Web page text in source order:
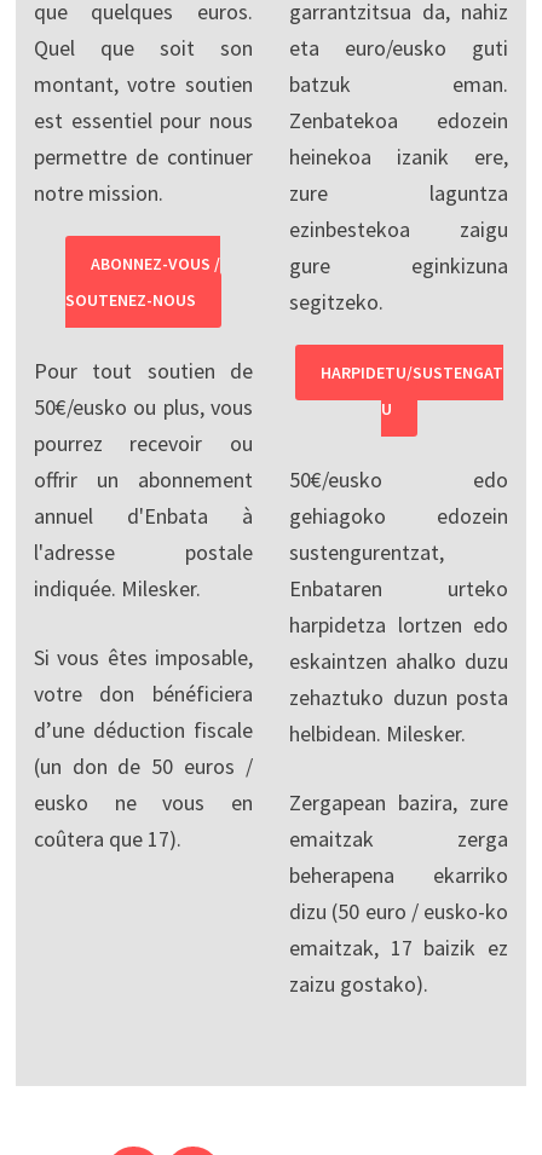
que quelques euros.
Quel que soit son
montant, votre soutien
est essentiel pour nous
permettre de continuer
notre mission.
ABONNEZ-VOUS /
SOUTENEZ-NOUS
Pour tout soutien de
50€/eusko ou plus, vous
pourrez recevoir ou
offrir un abonnement
annuel d'Enbata à
l'adresse postale
indiquée. Milesker.
Si vous êtes imposable,
votre don bénéficiera
d’une déduction fiscale
(un don de 50 euros /
eusko ne vous en
coûtera que 17).
garrantzitsua da, nahiz
eta euro/eusko guti
batzuk eman.
Zenbatekoa edozein
heinekoa izanik ere,
zure laguntza
ezinbestekoa zaigu
gure eginkizuna
segitzeko.
HARPIDETU/SUSTENGAT
U
50€/eusko edo
gehiagoko edozein
sustengurentzat,
Enbataren urteko
harpidetza lortzen edo
eskaintzen ahalko duzu
zehaztuko duzun posta
helbidean. Milesker.
Zergapean bazira, zure
emaitzak zerga
beherapena ekarriko
dizu (50 euro / eusko-ko
emaitzak, 17 baizik ez
zaizu gostako).